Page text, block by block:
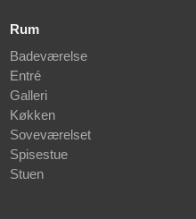
Rum
Badeværelse
Entré
Galleri
Køkken
Soveværelset
Spisestue
Stuen